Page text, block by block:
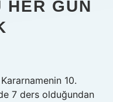
HER GÜN
10.
7 ders olduğundan